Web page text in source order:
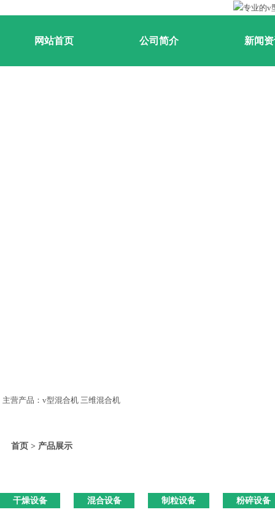
网站首页 公司简介 新闻
主营产品：v型混合机 三维混合机
首页 > 产品展示
干燥设备 混合设备 制粒设备 粉碎设备